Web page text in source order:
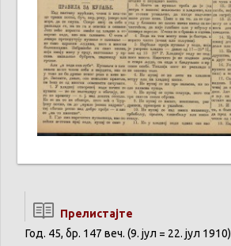
Прелистајте
Год. 45, бр. 147 веч. (9. јул = 22. јул 1910)